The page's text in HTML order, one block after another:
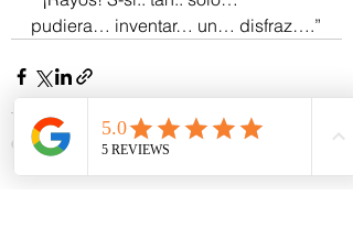
pudiera… inventar… un… disfraz….”